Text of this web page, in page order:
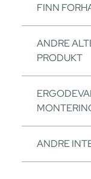
FINN
ANDRE
PRODUKT
ANDRE